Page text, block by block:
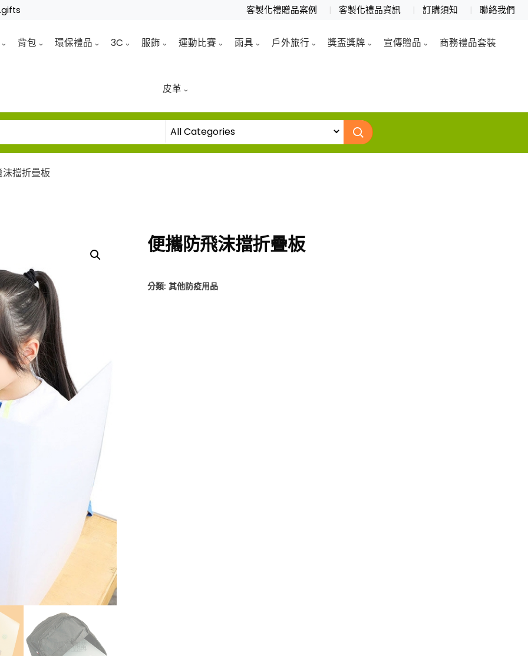
客製化禮贈品案例 客製化禮品資訊 訂購須知 聯絡我們
背包 環保禮品 3C 服飾 運動比賽 雨具 戶外旅行 獎盃獎牌 宣傳贈品 商務禮品套裝
皮革
擋折疊板
便攜防飛沫擋折疊板
分類:其他防疫用品